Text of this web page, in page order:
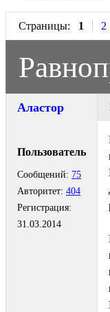
Страницы: 1 2
Аластор
Пользователь
Сообщений: 75
Авторитет: 404
Регистрация:
31.03.2014